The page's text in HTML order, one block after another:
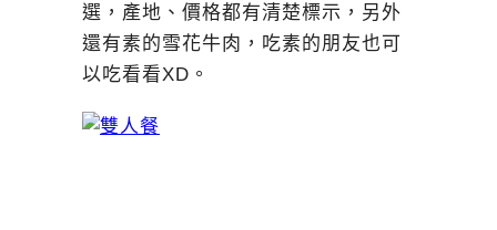
選，產地、價格都有清楚標示，另外
還有素的雪花牛肉，吃素的朋友也可
以吃看看XD。